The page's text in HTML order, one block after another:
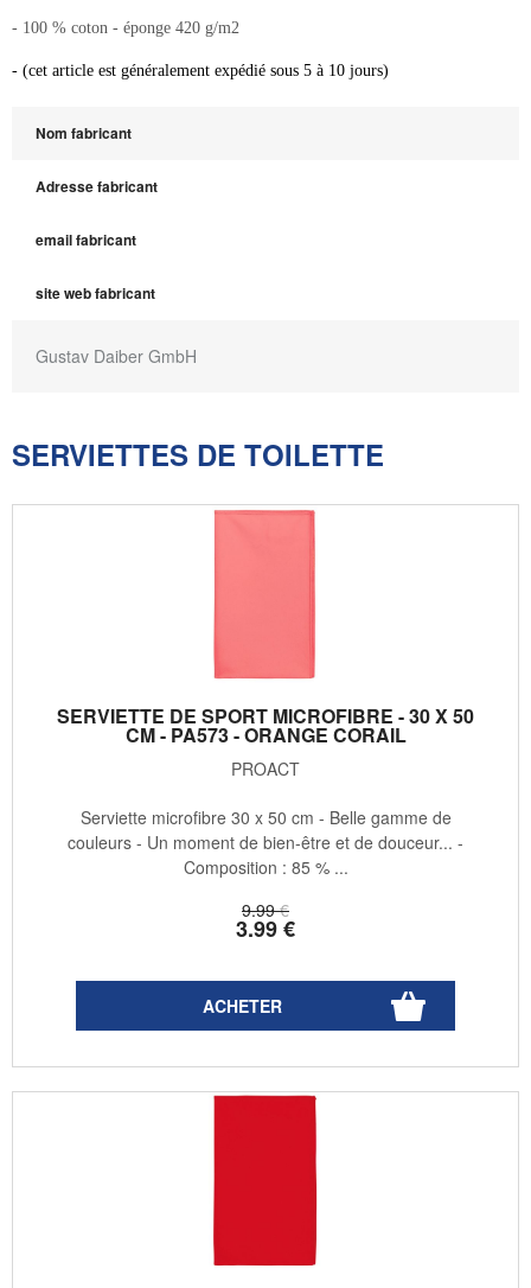
- 100 % coton - éponge 420 g/m2
- (cet article est généralement expédié sous 5 à 10 jours)
Nom fabricant
Adresse fabricant
email fabricant
site web fabricant
Gustav Daiber GmbH
SERVIETTES DE TOILETTE
SERVIETTE DE SPORT MICROFIBRE - 30 X 50
CM - PA573 - ORANGE CORAIL
PROACT
9.99 €
3.99€
Serviette microfibre 30 x 50 cm - Belle gamme de
couleurs - Un moment de bien-être et de douceur... -
Composition : 85 % ...